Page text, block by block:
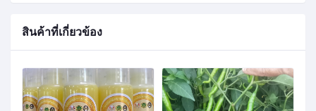
สินค้าที่เกี่ยวข้อง